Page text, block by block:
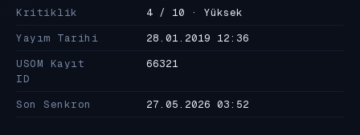
Kritiklik
4 / 10 · Yüksek
Yayım Tarihi
28.01.2019 12:36
USOM Kayıt
ID
66321
Son Senkron 27.05.2026 03:52